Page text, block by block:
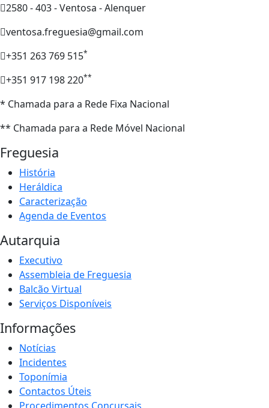
2580 - 403 - Ventosa - Alenquer
ventosa.freguesia@gmail.com
+351 263 769 515*
+351 917 198 220**
* Chamada para a Rede Fixa Nacional
** Chamada para a Rede Móvel Nacional
Freguesia
História
Heráldica
Caracterização
Agenda de Eventos
Autarquia
Executivo
Assembleia de Freguesia
Balcão Virtual
Serviços Disponíveis
Informações
Notícias
Incidentes
Toponímia
Contactos Úteis